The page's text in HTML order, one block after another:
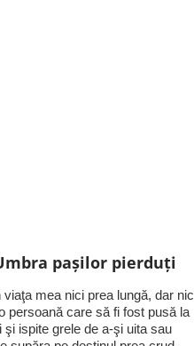
pașilor pierduți
mea nici prea lungă, dar
persoană care să fi fost pusă la
şi ispite grele de a-şi uita sau